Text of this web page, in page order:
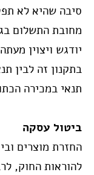
סיבה שהיא לא
מחובת התשלום
יודגש ויצוין
בתקנון זה לבין
תנאי במכירה
ביטול עסקה
החזרת מוצרים
להוראות החוק,